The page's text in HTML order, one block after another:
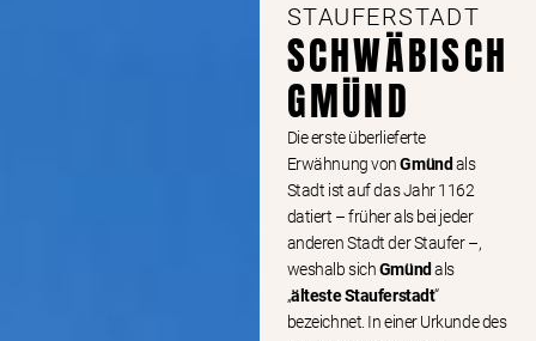
STAUFERSTADT
SCHWÄBISCH
GMÜND
Die erste überlieferte
Erwähnung vonGmünd als
Stadt ist auf das Jahr 1162
datiert – früher als bei jeder
anderen Stadt der Staufer –,
weshalb sichGmünd als
„älteste Stauferstadt“
bezeichnet. In einer Urkunde des